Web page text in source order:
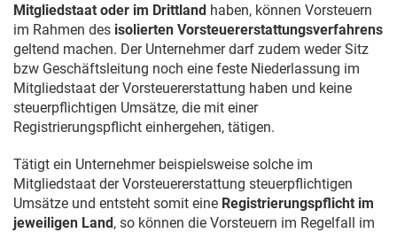
Mitgliedstaat oder im Drittland haben, können Vorsteuern
im Rahmen des isolierten Vorsteuererstattungsverfahrens
geltend machen. Der Unternehmer darf zudem weder Sitz
bzw Geschäftsleitung noch eine feste Niederlassung im
Mitgliedstaat der Vorsteuererstattung haben und keine
steuerpflichtigen Umsätze, die mit einer
Registrierungspflicht einhergehen, tätigen.
Tätigt ein Unternehmer beispielsweise solche im
Mitgliedstaat der Vorsteuererstattung steuerpflichtigen
Umsätze und entsteht somit eine Registrierungspflicht im
jeweiligen Land, so können die Vorsteuern im Regelfall im